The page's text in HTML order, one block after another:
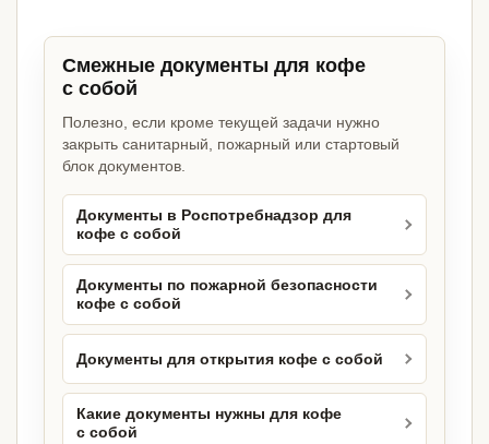
Смежные документы для кофе
с собой
Полезно, если кроме текущей задачи нужно
закрыть санитарный, пожарный или стартовый
блок документов.
Документы в Роспотребнадзор для
кофе с собой
Документы по пожарной безопасности
кофе с собой
Документы для открытия кофе с собой
Какие документы нужны для кофе
с собой